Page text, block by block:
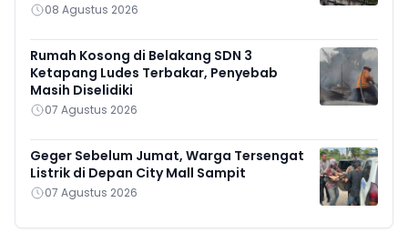
08 Agustus 2026
Rumah Kosong di Belakang SDN 3
Ketapang Ludes Terbakar, Penyebab
Masih Diselidiki
07 Agustus 2026
Geger Sebelum Jumat, Warga Tersengat
Listrik di Depan City Mall Sampit
07 Agustus 2026